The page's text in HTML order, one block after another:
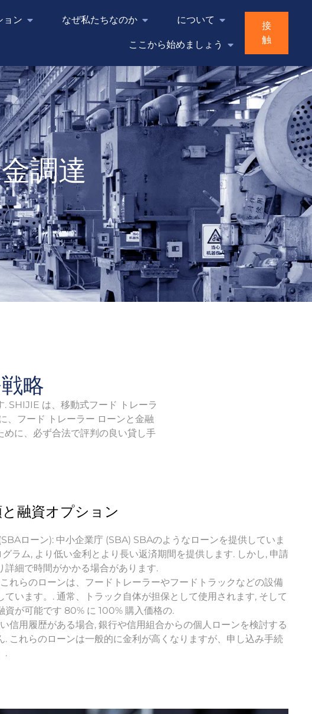
ョン なぜ私たちなのか について
ここから始めましょう
接
触
調達
略
SHIJIE は、移動式フード トレーラ
、フード トレーラー ローンと金融
めに、必ず合法で評判の良い貸し手
融資オプション
ローン): 中小企業庁 (SBA) SBAのようなローンを提供していま
ラム, より低い金利とより長い返済期間を提供します. しかし, 申請
詳細で時間がかかる場合があります.
れらのローンは、フードトレーラーやフードトラックなどの設備
ています。. 通常、トラック自体が担保として使用されます, そして
資が可能です 80% に 100% 購入価格の.
信用履歴がある場合, 銀行や信用組合からの個人ローンを検討する
. これらのローンは一般的に金利が高くなりますが、申し込み手続
.